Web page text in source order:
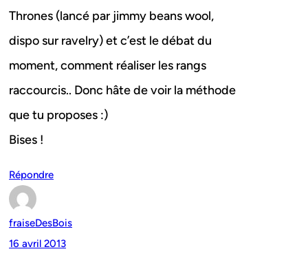
Thrones (lancé par jimmy beans wool,
dispo sur ravelry) et c’est le débat du
moment, comment réaliser les rangs
raccourcis.. Donc hâte de voir la méthode
que tu proposes :)
Bises !
Répondre
fraiseDesBois
16 avril 2013